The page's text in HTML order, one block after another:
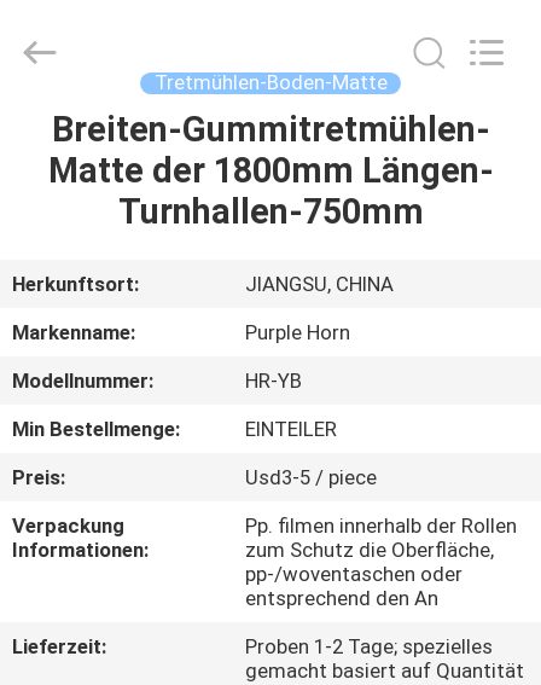
HAUS
PRODUKTE
ÜBER
UNS
FABRIK-
AUSFLUG
QUALITÄTSKONTROLLE
SIE
Commerce
Tretmühlen-Boden-Matte
Breiten-Gummitretmühlen-
Matte der 1800mm Längen-
Turnhallen-750mm
Herkunftsort:
JIANGSU, CHINA
Markenname:
Purple Horn
Modellnummer:
HR-YB
Min Bestellmenge:
EINTEILER
Preis:
Usd3-5 / piece
Verpackung
Informationen:
Pp. filmen innerhalb der Rollen
zum Schutz die Oberfläche,
pp-/woventaschen oder
entsprechend den An
Lieferzeit:
Proben 1-2 Tage; spezielles
gemacht basiert auf Quantität